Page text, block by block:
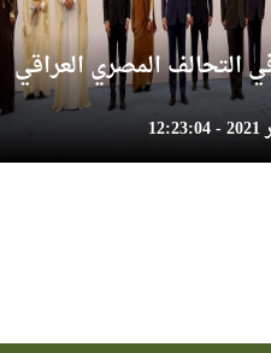
التحالف المصري العراقي